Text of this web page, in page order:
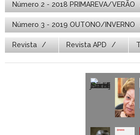
Número 2 - 2018 PRIMAREVA/VERÃO
Número 3 - 2019 OUTONO/INVERNO
Revista Revista APD